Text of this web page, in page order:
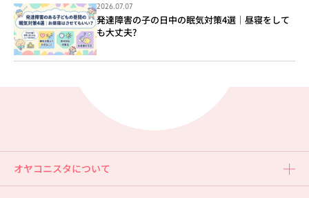
2026.07.07
発達障害の子の日中の眠気対策4選｜昼寝をして
も大丈夫?
オヤコニスタについて